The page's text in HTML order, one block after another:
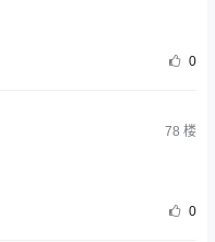
0
78 楼
0